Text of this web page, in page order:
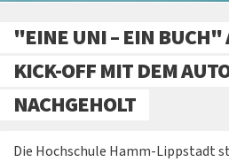
"EINE UNI – EIN BUCH"
KICK-OFF MIT DEM
NACHGEHOLT
Die Hochschule Hamm-Lippstadt